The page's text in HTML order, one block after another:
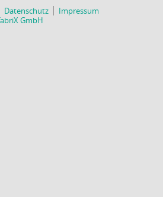
Datenschutz
Impressum
GmbH